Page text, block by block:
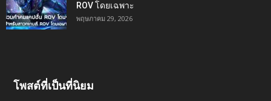
ROV โดยเฉพาะ
พฤษภาคม 29, 2026
โพสต์ที่เป็นที่นิยม